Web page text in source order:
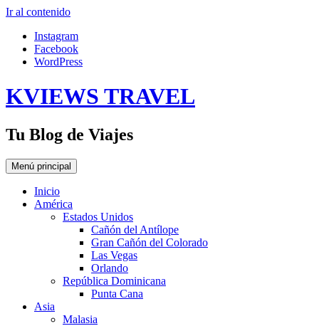
Ir al contenido
Instagram
Facebook
WordPress
KVIEWS TRAVEL
Tu Blog de Viajes
Menú principal
Inicio
América
Estados Unidos
Cañón del Antílope
Gran Cañón del Colorado
Las Vegas
Orlando
República Dominicana
Punta Cana
Asia
Malasia